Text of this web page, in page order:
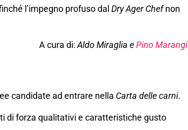
l’impegno profuso dal Dry Ager Chefnon
A cura di: Aldo Miraglia ePino Marangi
candidate ad entrare nella Carta delle carni.
di forza qualitativi e caratteristiche gusto